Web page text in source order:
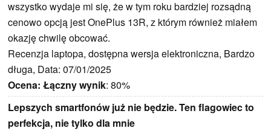
wszystko wydaje mi się, że w tym roku bardziej rozsądną
cenowo opcją jest OnePlus 13R, z którym również miałem
okazję chwilę obcować.
Recenzja laptopa, dostępna wersja elektroniczna, Bardzo
długa, Data: 07/01/2025
Ocena: Łączny wynik: 80%
Lepszych smartfonów już nie będzie. Ten flagowiec to
perfekcja, nie tylko dla mnie